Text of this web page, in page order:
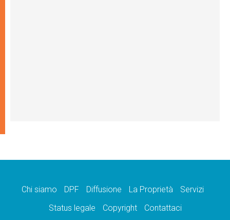
Chi siamo DPF Diffusione La Proprietà
Servizi
Status legale
Copyright Contattaci